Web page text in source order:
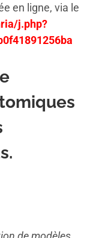
en ligne, via le
j.php?